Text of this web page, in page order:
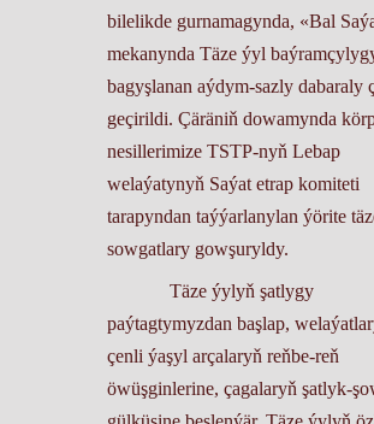
bilelikde gurnamagynda, «Bal
mekanynda Täze ýyl
bagyşlanan aýdym-sazly dabaraly
geçirildi. Çäräniň dowamynda
nesillerimize TSTP-nyň Lebap
welaýatynyň Saýat etrap komiteti
tarapyndan taýýarlanylan ýörite
sowgatlary gowşuryldy.
Täze ýylyň şatlygy
paýtagtymyzdan başlap,
çenli ýaşyl arçalaryň reňbe-reň
öwüşginlerine, çagalaryň şatlyk-